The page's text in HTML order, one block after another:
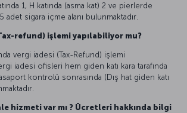
1, H katında (asma kat) 2 ve pierlerde
adet sigara içme alanı bulunmaktadır.
refund) işlemi yapılabiliyor mu?
vergi iadesi (Tax-Refund) işlemi
iadesi ofisleri hem giden katı kara tarafında
kontrolü sonrasında (Dış hat giden katı
hizmeti var mı ? Ücretleri hakkında bilgi